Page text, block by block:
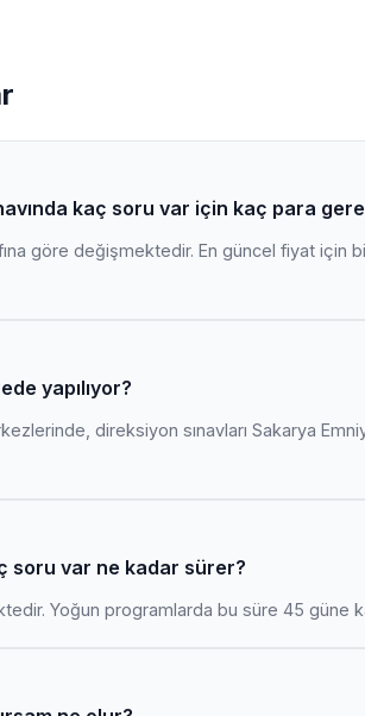
kaç soru var için kaç para
göre değişmektedir. En güncel fiyat için
yapılıyor?
direksiyon sınavları Sakarya
soru var ne kadar sürer?
Yoğun programlarda bu süre 45 güne